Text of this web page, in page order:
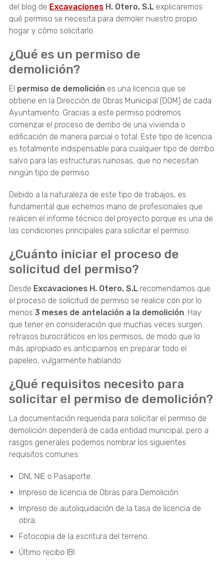
del blog de ExcavacionesH. Otero, S.L explicaremos
qué permiso se necesita para demoler nuestro propio
hogar y cómo solicitarlo.
¿Qué es un permiso de
demolición?
El permiso de demolición es una licencia que se
obtiene en la Dirección de Obras Municipal (DOM) de cada
Ayuntamiento. Gracias a este permiso podremos
comenzar el proceso de derribo de una vivienda o
edificación de manera parcial o total. Este tipo de licencia
es totalmente indispensable para cualquier tipo de derribo
salvo para las estructuras ruinosas, que no necesitan
ningún tipo de permiso.
Debido a la naturaleza de este tipo de trabajos, es
fundamental que echemos mano de profesionales que
realicen el informe técnico del proyecto porque es una de
las condiciones principales para solicitar el permiso.
¿Cuánto iniciar el proceso de
solicitud del permiso?
Desde Excavaciones H. Otero, S.Lrecomendamos que
el proceso de solicitud de permiso se realice con por lo
menos 3 meses de antelación a la demolición . Hay
que tener en consideración que muchas veces surgen
retrasos burocráticos en los permisos, de modo que lo
más apropiado es anticiparnos en preparar todo el
papeleo, vulgarmente hablando.
¿Qué requisitos necesito para
solicitar el permiso de demolición?
La documentación requerida para solicitar el permiso de
demolición dependerá de cada entidad municipal, pero a
rasgos generales podemos nombrar los siguientes
requisitos comunes:
DNI, NIE o Pasaporte.
Impreso de licencia de Obras para Demolición.
Impreso de autoliquidación de la tasa de licencia de
obra.
Fotocopia de la escritura del terreno.
Último recibo IBI.